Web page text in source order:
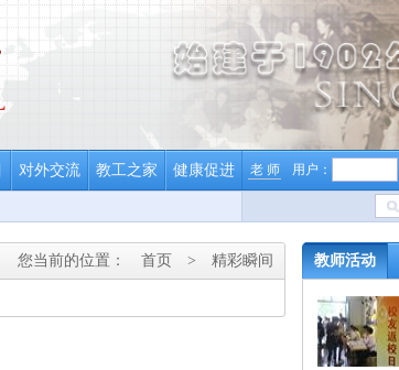
对外交流 教工之家 健康促进 老 师 用户：
您当前的位置： 首页 > 精彩瞬间 教师活动